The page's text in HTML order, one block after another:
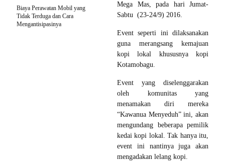
Mega Mas, pada hari Jumat-
Sabtu (23-24/9) 2016.
Event seperti ini dilaksanakan
guna merangsang kemajuan
kopi lokal khususnya kopi
Kotamobagu.
Event yang diselenggarakan
oleh komunitas yang
menamakan diri mereka
“Kawanua Menyeduh” ini, akan
mengundang beberapa pemilik
kedai kopi lokal. Tak hanya itu,
event ini nantinya juga akan
mengadakan lelang kopi.
Biaya Perawatan Mobil yang
Tidak Terduga dan Cara
Mengantisipasinya